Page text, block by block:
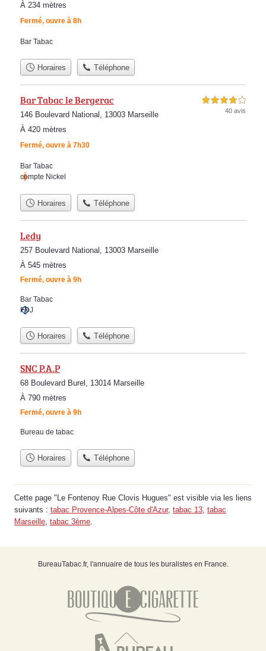
À 234 mètres
Fermé, ouvre à 8h
Bar Tabac
Horaires Téléphone
Bar Tabac le Bergerac
146 Boulevard National, 13003 Marseille
À 420 mètres
Fermé, ouvre à 7h30
4,0 étoiles sur 5
40 avis
Bar Tabac
compte Nickel
Horaires Téléphone
Ledy
257 Boulevard National, 13003 Marseille
À 545 mètres
Fermé, ouvre à 9h
Bar Tabac
FDJ
Horaires Téléphone
SNC P.A.P
68 Boulevard Burel, 13014 Marseille
À 790 mètres
Fermé, ouvre à 9h
Bureau de tabac
Horaires Téléphone
Cette page "Le Fontenoy Rue Clovis Hugues" est visible via les liens
suivants : tabac Provence-Alpes-Côte d'Azur, tabac 13 tabac
Marseille tabac 3ème
BureauTabac.fr, l'annuaire de tous les buralistes en France.